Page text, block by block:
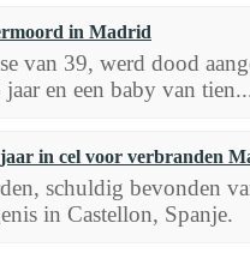
in Madrid
van 39, werd dood
en een baby van
in cel voor verbranden
schuldig bevonden
in Castellon, Spanje.